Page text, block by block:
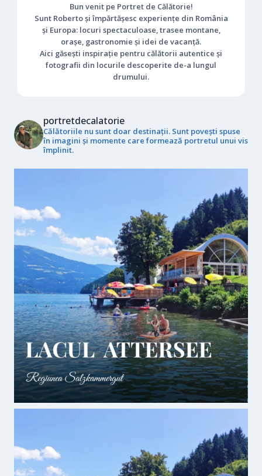
Bun venit pe Portret de Călătorie!
Sunt Roberto și împărtășesc experiențe din România
și Europa: locuri spectaculoase, trasee montane,
orașe, gastronomie și idei de vacanță.
Aici găsești inspirație pentru călătorii autentice și
fotografii din locurile descoperite de-a lungul
drumului.
portretdecalatorie
Călătoriile nu sunt doar destinații. Sunt povești spuse
în imagini și momente care formează portretul unui vis
împlinit.